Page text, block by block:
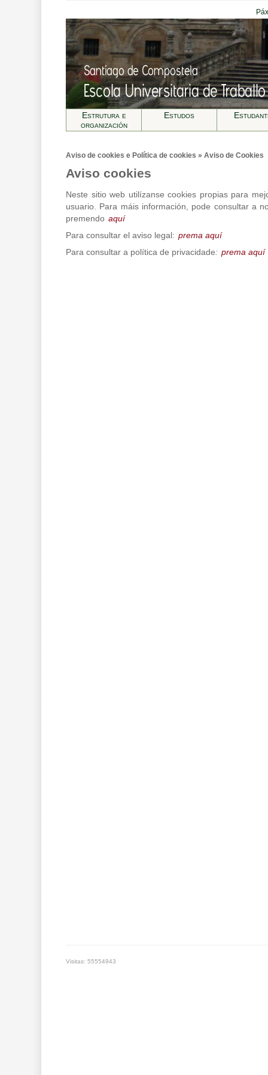
Estrutura e
organización
Estudos
Aviso de cookies e Política de cookies » Aviso de Cookies
Aviso cookies
Neste sitio web utilízanse cookies propias para
usuario. Para máis información, pode consultar a
premendo aquí
Para consultar el aviso legal: prema aquí
Para consultar a política de privacidade: prema aquí
Visitas: 55554943